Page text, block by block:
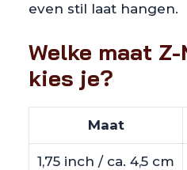
even stil laat hangen.
Welke maat
kies je?
Maat
1,75 inch / ca. 4,5 cm